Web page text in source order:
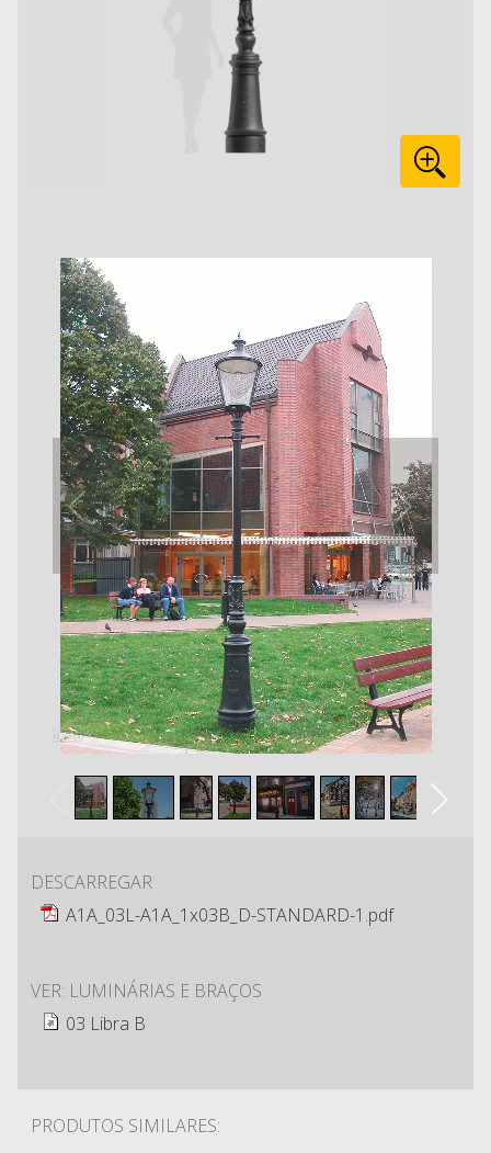
/10
DESCARREGAR
A1A_03L-A1A_1x03B_D-STANDARD-1.pdf
VER: LUMINÁRIAS E BRAÇOS
03 Libra B
PRODUTOS SIMILARES: